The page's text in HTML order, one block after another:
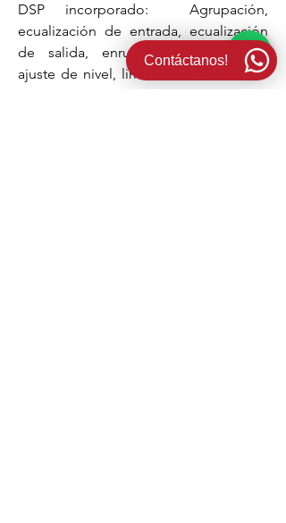
DSP incorporado: Agrupación,
ecualización de entrada, ecualización
de salida, enrutamiento de señal,
ajuste de nivel, limitadores dinámicos,
Contáctanos!